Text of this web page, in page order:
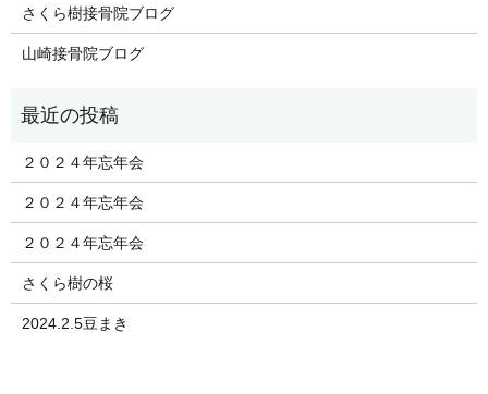
さくら樹接骨院ブログ
山崎接骨院ブログ
２０２４年忘年会
２０２４年忘年会
２０２４年忘年会
さくら樹の桜
2024.2.5豆まき